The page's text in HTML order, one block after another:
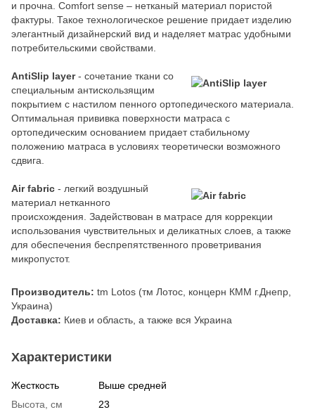
и прочна. Comfort sense – нетканый материал пористой
фактуры. Такое технологическое решение придает изделию
элегантный дизайнерский вид и наделяет матрас удобными
потребительскими свойствами.
AntiSlip layer- сочетание ткани со
специальным антискользящим
покрытием с настилом пенного ортопедического материала.
Оптимальная прививка поверхности матраса с
ортопедическим основанием придает стабильному
положению матраса в условиях теоретически возможного
сдвига.
Air fabric - легкий воздушный
материал нетканного
происхождения. Задействован в матрасе для коррекции
использования чувствительных и деликатных слоев, а также
для обеспечения беспрепятственного проветривания
микропустот.
Производитель: tm Lotos (тм Лотос, концерн КММ г.Днепр,
Украина)
Доставка: Киев и область, а также вся Украина
Характеристики
Жесткость
Выше средней
Высота, см
23